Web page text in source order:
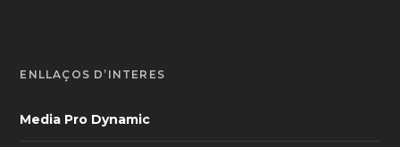
ENLLAÇOS D’INTERÈS
Media Pro Dynamic